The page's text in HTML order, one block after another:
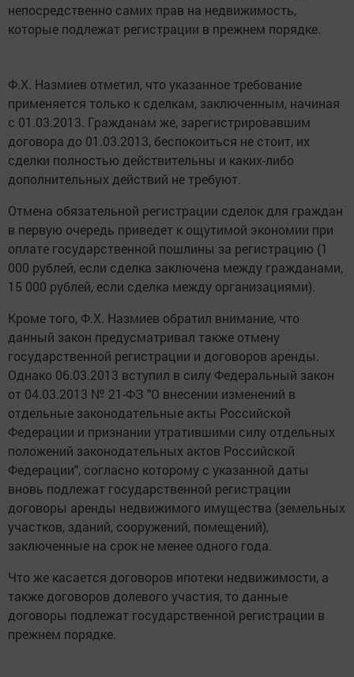
непосредственно самих прав на недвижимость,
которые подлежат регистрации в прежнем порядке.
Ф.Х. Назмиев отметил, что указанное требование
применяется только к сделкам, заключенным, начиная
с 01.03.2013. Гражданам же, зарегистрировавшим
договора до 01.03.2013, беспокоиться не стоит, их
сделки полностью действительны и каких-либо
дополнительных действий не требуют.
Отмена обязательной регистрации сделок для граждан
в первую очередь приведет к ощутимой экономии при
оплате государственной пошлины за регистрацию (1
000 рублей, если сделка заключена между гражданами,
15 000 рублей, если сделка между организациями).
Кроме того, Ф.Х. Назмиев обратил внимание, что
данный закон предусматривал также отмену
государственной регистрации и договоров аренды.
Однако 06.03.2013 вступил в силу Федеральный закон
от 04.03.2013 № 21-ФЗ "О внесении изменений в
отдельные законодательные акты Российской
Федерации и признании утратившими силу отдельных
положений законодательных актов Российской
Федерации", согласно которому с указанной даты
вновь подлежат государственной регистрации
договоры аренды недвижимого имущества (земельных
участков, зданий, сооружений, помещений),
заключенные на срок не менее одного года.
Что же касается договоров ипотеки недвижимости, а
также договоров долевого участия, то данные
договоры подлежат государственной регистрации в
прежнем порядке.